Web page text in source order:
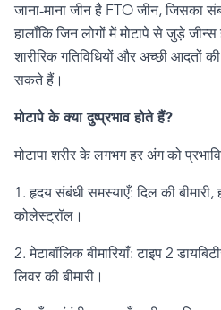
जाना-माना जीन है FTOजीन,जिसका
हालाँकि जिन लोगों में मोटापे से जुड़े जीन्स
शारीरिक गतिविधियों और अच्छी आदतों
सकते हैं।
मोटापे के क्या दुष्प्रभाव होते हैं?
मोटापा शरीर के लगभग हर अंग को
1.हृदय संबंधी समस्याएँ: दिल की बीमारी,
कोलेस्ट्रॉल।
2.मेटाबॉलिक बीमारियाँ: टाइप 2
लिवर की बीमारी।